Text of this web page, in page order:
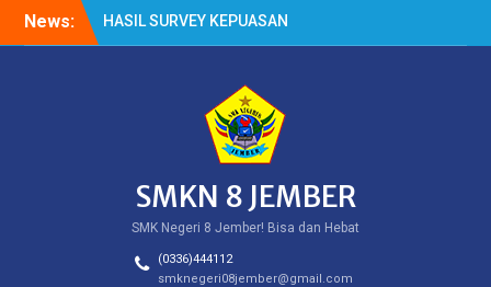
News:
HASIL SURVEY KEPUASAN
PELANGGAN
Cek Kesehatan Gratis
SMKN 8 JEMBER
SMK Negeri 8 Jember! Bisa dan Hebat
(0336)444112
smknegeri08jember@gmail.com